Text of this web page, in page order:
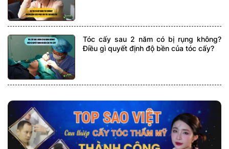
Tóc cấy sau 2 năm có bị rụng không?
Điều gì quyết định độ bền của tóc cấy?